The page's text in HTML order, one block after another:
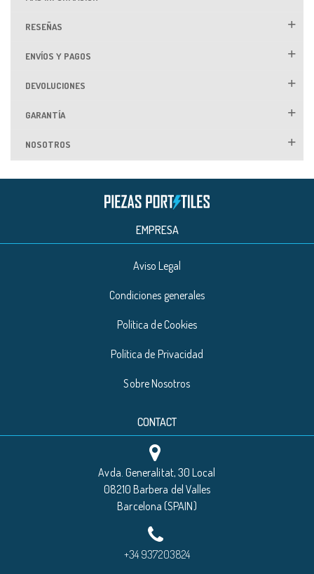
RESEÑAS
ENVÍOS Y PAGOS
DEVOLUCIONES
GARANTÍA
NOSOTROS
EMPRESA
Aviso Legal
Condiciones generales
Política de Cookies
Política de Privacidad
Sobre Nosotros
CONTACT
Avda. Generalitat, 30 Local
08210 Barbera del Valles
Barcelona (SPAIN)
+34 937203824